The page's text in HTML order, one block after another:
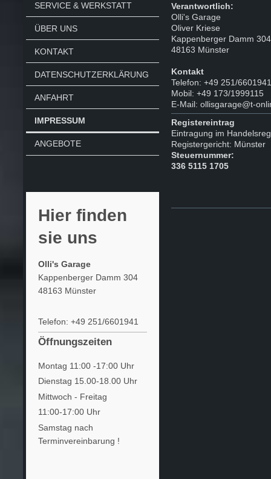
SERVICE & WERKSTATT
ÜBER UNS
KONTAKT
DATENSCHUTZERKLÄRUNG
ANFAHRT
IMPRESSUM
ANGEBOTE
Hier finden
sie uns
Olli's Garage
Kappenberger Damm 304
48163 Münster
Telefon: +49 251/6601941
Öffnungszeiten
Montag 11:00 -17:00 Uhr
Dienstag 15.00-18.00 Uhr
Mittwoch - Freitag
11:00-17:00 Uhr
Samstag nach
Terminvereinbarung !
Verantwortlich:
Olli's Garage
Oliver Kriese
Kappenberger Damm 304
48163 Münster
Kontakt
Telefon: +49 251/
Mobil: +49 173/1999115
E-Mail: ollisgarage@t-
Registereintrag
Eintragung im
Registergericht: Münster
Steuernummer:
336 5115 1705